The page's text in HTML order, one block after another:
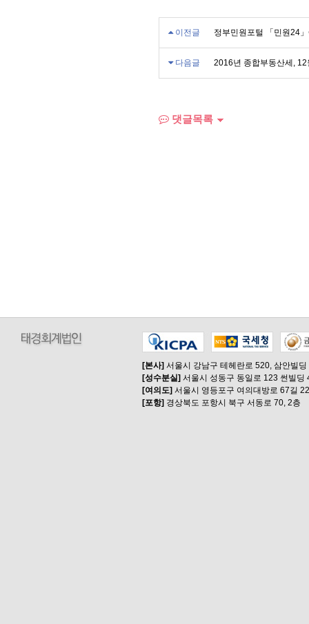
이전글 정부민원포털 「민원24
다음글 2016년 종합부동산세,
댓글목록
[본사] 서울시 강남구 테헤란로 520, 삼안빌딩
[성수분실] 서울시 성동구 동일로 123 썬빌딩
[여의도] 서울시 영등포구 여의대방로 67길
[포항] 경상북도 포항시 북구 서동로 70, 2층